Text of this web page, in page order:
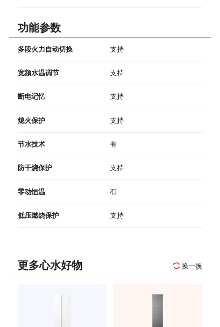
功能参数
多段火力自动切换 支持
宽频水温调节 支持
断电记忆 支持
熄火保护 支持
节水技术 有
防干烧保护 支持
零动恒温 有
低压燃烧保护 支持
更多心水好物 换一换